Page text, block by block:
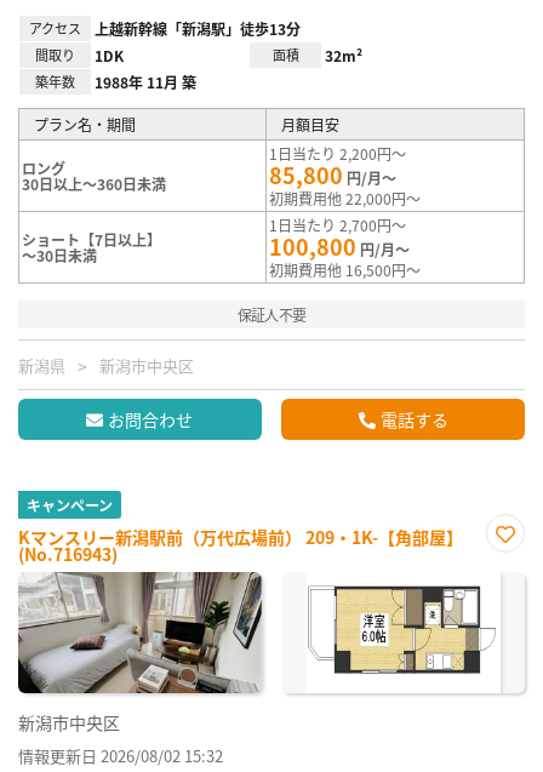
アクセス 上越新幹線「新潟駅」徒歩13分
間取り 1DK 面積 32m²
築年数 1988年 11月 築
プラン名・期間 月額目安
ロング
30日以上～360日未満
1日当たり 2,200円～
85,800 円/月～
初期費用他 22,000円～
ショート【7日以上】
～30日未満
1日当たり 2,700円～
100,800 円/月～
初期費用他 16,500円～
保証人不要
新潟県 新潟市中央区
お問合わせ 電話する
キャンペーン
Kマンスリー新潟駅前（万代広場前） 209・1K-【角部屋】
(No.716943)
に入
新潟市中央区
情報更新日 2026/08/02 15:32